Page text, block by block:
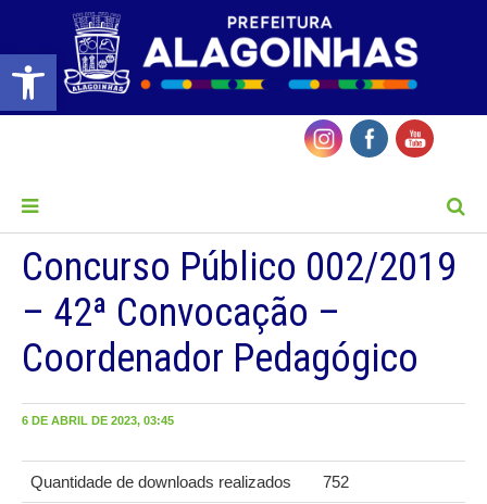
Barra de Ferramentas Aberta
Concurso Público 002/2019
– 42ª Convocação –
Coordenador Pedagógico
6 DE ABRIL DE 2023, 03:45
Quantidade de downloads realizados 752